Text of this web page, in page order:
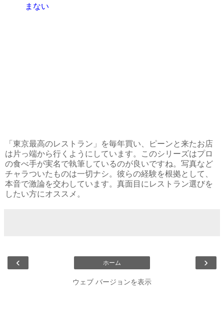
まない
「東京最高のレストラン」を毎年買い、ピーンと来たお店
は片っ端から行くようにしています。このシリーズはプロ
の食べ手が実名で執筆しているのが良いですね。写真など
チャラついたものは一切ナシ。彼らの経験を根拠として、
本音で激論を交わしています。真面目にレストラン選びを
したい方にオススメ。
‹ ›
ホーム
ウェブ バージョンを表示